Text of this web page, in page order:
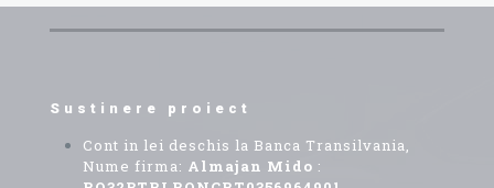
Sustinere proiect
Cont in lei deschis la Banca Transilvania,
Nume firma: Almajan Mido :